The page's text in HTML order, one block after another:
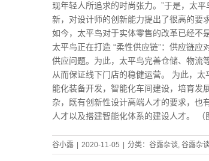
现年轻人所追求的时尚张力。”于是，太
新，对设计师的创新能力提出了很高的要
如今，太平鸟对于实体零售的改革已经不
太平鸟正在打造 “柔性供应链”：供应链
供应问题。为此，太平鸟完善仓储、物流
从而保证线下门店的稳健运营。 为此，
能化装备开发，智能化车间建设，培育发
杂，既有创新性设计高端人才的要求，也
人才以及搭建智能化体系的建设人才。
谷小露 2020-11-05 分类： 谷露杂谈, 谷露杂